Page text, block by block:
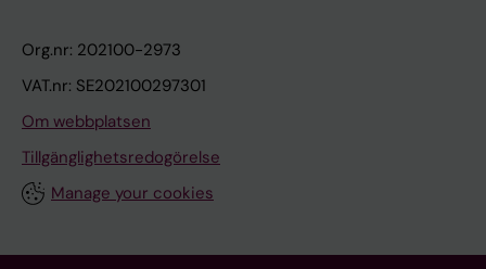
Org.nr: 202100-2973
VAT.nr: SE202100297301
Om webbplatsen
Tillgänglighetsredogörelse
Manage your cookies